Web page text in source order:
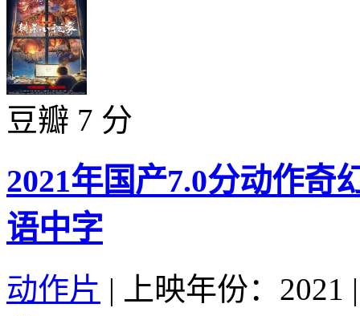
豆瓣 7 分
2021年国产7.0分动作奇
语中字
动作片 | 上映年份：2021 |